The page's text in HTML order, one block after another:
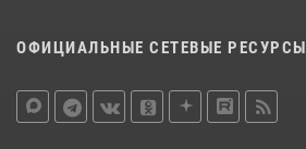
ОФИЦИАЛЬНЫЕ СЕТЕВЫЕ РЕСУРСЫ